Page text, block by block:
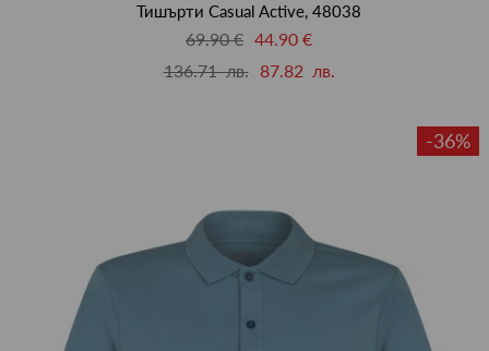
Тишърти Casual Active, 48038
69.90 € 44.90 €
136.71 лв.
87.82 лв.
-36%